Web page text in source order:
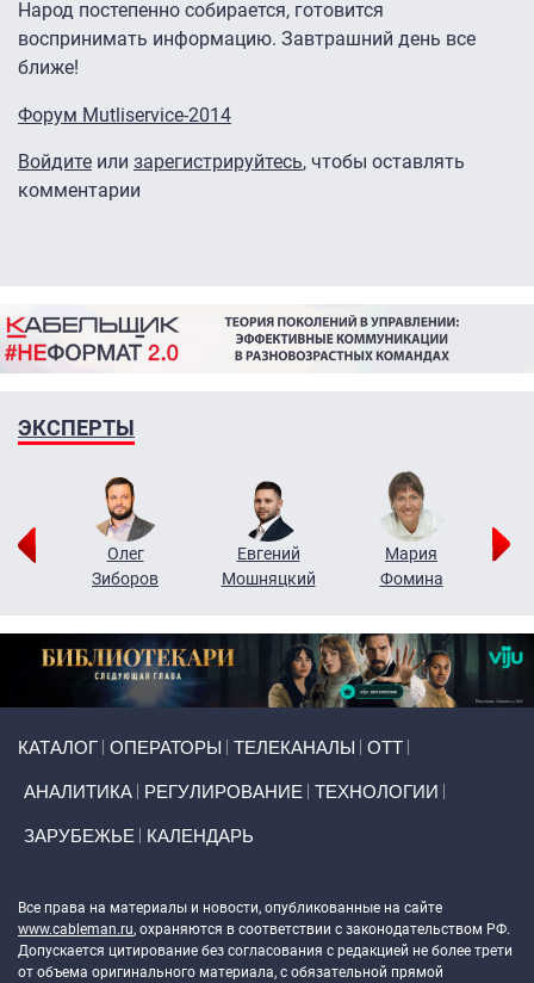
Народ постепенно собирается, готовится
воспринимать информацию. Завтрашний день все
ближе!
Форум Mutliservice-2014
Войдите или зарегистрируйтесь, чтобы оставлять
комментарии
ЭКСПЕРТЫ
Олег
Зиборов
Евгений
Мошняцкий
Мария
Фомина
КАТАЛОГ ОПЕРАТОРЫ ТЕЛЕКАНАЛЫ ОТТ
АНАЛИТИКА РЕГУЛИРОВАНИЕ ТЕХНОЛОГИИ
ЗАРУБЕЖЬЕ КАЛЕНДАРЬ
Все права на материалы и новости, опубликованные на сайте
www.cableman.ru, охраняются в соответствии с законодательством РФ.
Допускается цитирование без согласования с редакцией не более трети
от объема оригинального материала, с обязательной прямой